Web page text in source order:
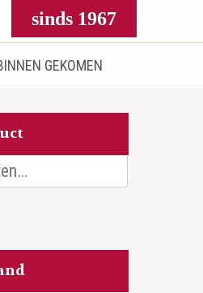
sinds 1967
GEKOMEN